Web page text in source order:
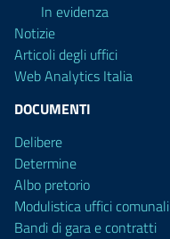
In evidenza
Notizie
Articoli degli uffici
Web Analytics Italia
DOCUMENTI
Delibere
Determine
Albo pretorio
Modulistica uffici comunali
Bandi di gara e contratti